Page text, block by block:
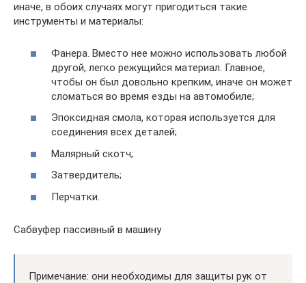
иначе, в обоих случаях могут пригодиться такие
инструменты и материалы:
Фанера. Вместо нее можно использовать любой
другой, легко режущийся материал. Главное,
чтобы он был довольно крепким, иначе он может
сломаться во время езды на автомобиле;
Эпоксидная смола, которая используется для
соединения всех деталей;
Малярный скотч;
Затвердитель;
Перчатки.
Сабвуфер пассивный в машину
Примечание: они необходимы для защиты рук от